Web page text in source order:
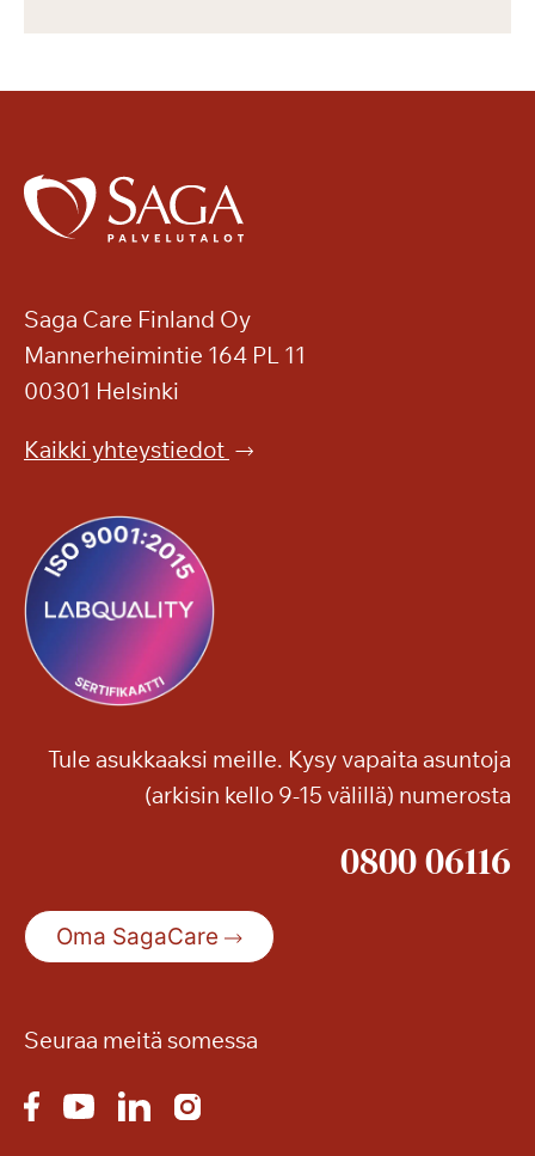
Saga Care Finland Oy
Mannerheimintie 164 PL 11
00301 Helsinki
Kaikki yhteystiedot
Tule asukkaaksi meille. Kysy vapaita asuntoja
(arkisin kello 9-15 välillä) numerosta
0800 06116
Oma SagaCare
Seuraa meitä somessa